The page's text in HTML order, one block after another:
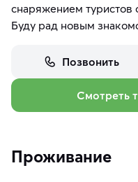
снаряжением туристов
Буду рад новым
Позвонить
Смотреть
Проживание